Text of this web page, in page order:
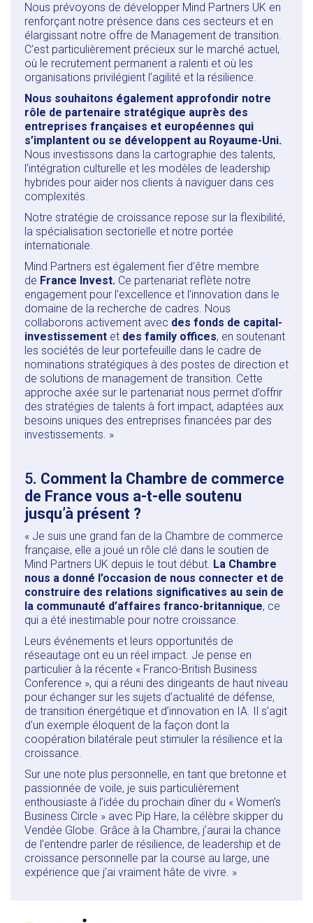
Nous prévoyons de développer Mind Partners UK en
renforçant notre présence dans ces secteurs et en
élargissant notre offre de Management de transition.
C’est particulièrement précieux sur le marché actuel,
où le recrutement permanent a ralenti et où les
organisations privilégient l’agilité et la résilience.
Nous souhaitons également approfondir notre
rôle de partenaire stratégique auprès des
entreprises françaises et européennes qui
s’implantent ou se développent au Royaume-Uni.
Nous investissons dans la cartographie des talents,
l’intégration culturelle et les modèles de leadership
hybrides pour aider nos clients à naviguer dans ces
complexités.
Notre stratégie de croissance repose sur la flexibilité,
la spécialisation sectorielle et notre portée
internationale.
Mind Partners est également fier d’être membre
de France Invest. Ce partenariat reflète notre
engagement pour l’excellence et l’innovation dans le
domaine de la recherche de cadres. Nous
collaborons activement avec des fonds de capital-
investissement et des family offices, en soutenant
les sociétés de leur portefeuille dans le cadre de
nominations stratégiques à des postes de direction et
de solutions de management de transition. Cette
approche axée sur le partenariat nous permet d’offrir
des stratégies de talents à fort impact, adaptées aux
besoins uniques des entreprises financées par des
investissements. »
5. Comment la Chambre de commerce
de France vous a-t-elle soutenu
jusqu’à présent ?
« Je suis une grand fan de la Chambre de commerce
française, elle a joué un rôle clé dans le soutien de
Mind Partners UK depuis le tout début. La Chambre
nous a donné l’occasion de nous connecter et de
construire des relations significatives au sein de
la communauté d’affaires franco-britannique, ce
qui a été inestimable pour notre croissance.
Leurs événements et leurs opportunités de
réseautage ont eu un réel impact. Je pense en
particulier à la récente « Franco-British Business
Conference », qui a réuni des dirigeants de haut niveau
pour échanger sur les sujets d’actualité de défense,
de transition énergétique et d’innovation en IA. Il s’agit
d’un exemple éloquent de la façon dont la
coopération bilatérale peut stimuler la résilience et la
croissance.
Sur une note plus personnelle, en tant que bretonne et
passionnée de voile, je suis particulièrement
enthousiaste à l’idée du prochain dîner du « Women’s
Business Circle » avec Pip Hare, la célèbre skipper du
Vendée Globe. Grâce à la Chambre, j’aurai la chance
de l’entendre parler de résilience, de leadership et de
croissance personnelle par la course au large, une
expérience que j’ai vraiment hâte de vivre. »